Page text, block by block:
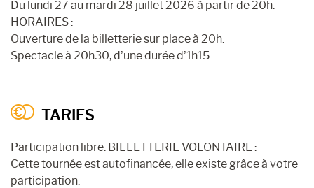
Du lundi 27 au mardi 28 juillet 2026 à partir de 20h.
HORAIRES :
Ouverture de la billetterie sur place à 20h.
Spectacle à 20h30, d’une durée d’1h15.
TARIFS
Participation libre. BILLETTERIE VOLONTAIRE :
Cette tournée est autofinancée, elle existe grâce à votre
participation.